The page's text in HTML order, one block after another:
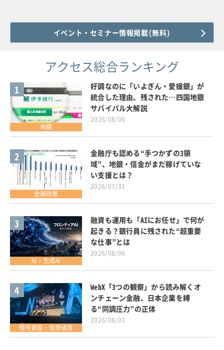
イベント・セミナー情報掲載(無料)
アクセス総合ランキング
1
地銀
好調なのに「いよぎん・愛媛銀」が
統合した理由、残された…四国地銀
サバイバル大解説
2026/08/05
2
金融政策
金融庁も認める“手つかずの3領
域”、地銀・信金がまだ稼げていな
い支援とは？
2026/07/31
3
AI・生成AI
融資も運用も「AIにお任せ」で何が
起きる？銀行員に残された“超重要
な仕事”とは
2026/08/06
4
暗号資産・仮想通貨
WebX「3つの観察」から読み解くオ
ンチェーン金融、日本企業を縛
る“同調圧力”の正体
2026/08/03